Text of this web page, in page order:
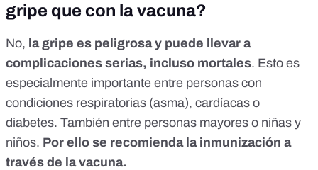
gripe que con la vacuna?
No, la gripe es peligrosa y puede llevar a
complicaciones serias, incluso mortales. Esto es
especialmente importante entre personas con
condiciones respiratorias (asma), cardíacas o
diabetes. También entre personas mayores o niñas y
niños. Por ello se recomienda la inmunización a
través de la vacuna.